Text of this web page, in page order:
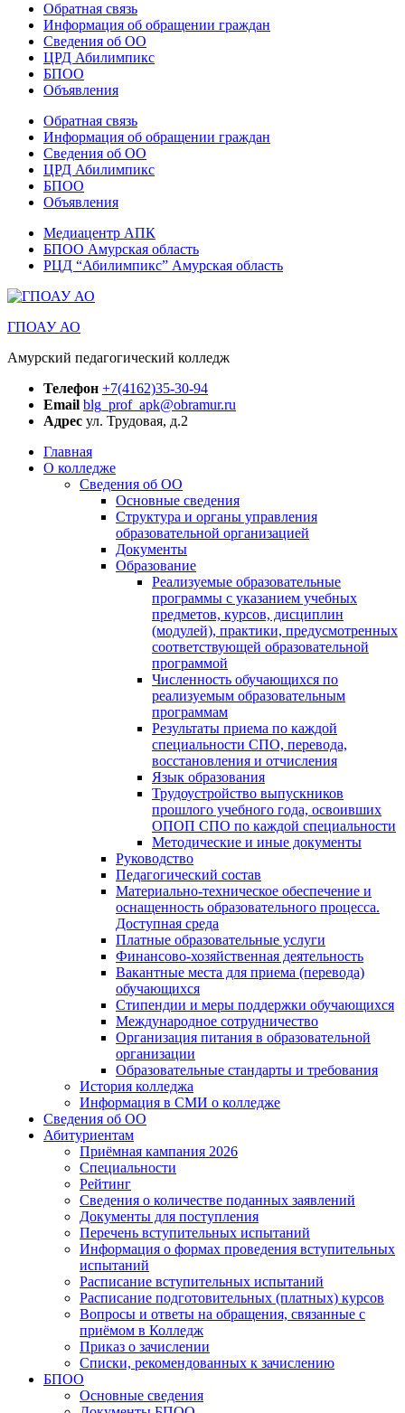
Обратная связь
Информация об обращении граждан
Сведения об ОО
ЦРД Абилимпикс
БПОО
Объявления
Обратная связь
Информация об обращении граждан
Сведения об ОО
ЦРД Абилимпикс
БПОО
Объявления
Медиацентр АПК
БПОО Амурская область
РЦД “Абилимпикс” Амурская область
ГПОАУ АО
Амурский педагогический колледж
Телефон +7(4162)35-30-94
Email blg_prof_apk@obramur.ru
Адрес ул. Трудовая, д.2
Главная
О колледже
Сведения об ОО
Основные сведения
Структура и органы управления
образовательной организацией
Документы
Образование
Реализуемые образовательные
программы с указанием учебных
предметов, курсов, дисциплин
(модулей), практики, предусмотренных
соответствующей образовательной
программой
Численность обучающихся по
реализуемым образовательным
программам
Результаты приема по каждой
специальности СПО, перевода,
восстановления и отчисления
Язык образования
Трудоустройство выпускников
прошлого учебного года, освоивших
ОПОП СПО по каждой специальности
Методические и иные документы
Руководство
Педагогический состав
Материально-техническое обеспечение и
оснащенность образовательного процесса.
Доступная среда
Платные образовательные услуги
Финансово-хозяйственная деятельность
Вакантные места для приема (перевода)
обучающихся
Стипендии и меры поддержки обучающихся
Международное сотрудничество
Организация питания в образовательной
организации
Образовательные стандарты и требования
История колледжа
Информация в СМИ о колледже
Сведения об ОО
Абитуриентам
Приёмная кампания 2026
Специальности
Рейтинг
Сведения о количестве поданных заявлений
Документы для поступления
Перечень вступительных испытаний
Информация о формах проведения вступительных
испытаний
Расписание вступительных испытаний
Расписание подготовительных (платных) курсов
Вопросы и ответы на обращения, связанные с
приёмом в Колледж
Приказ о зачислении
Списки, рекомендованных к зачислению
БПОО
Основные сведения